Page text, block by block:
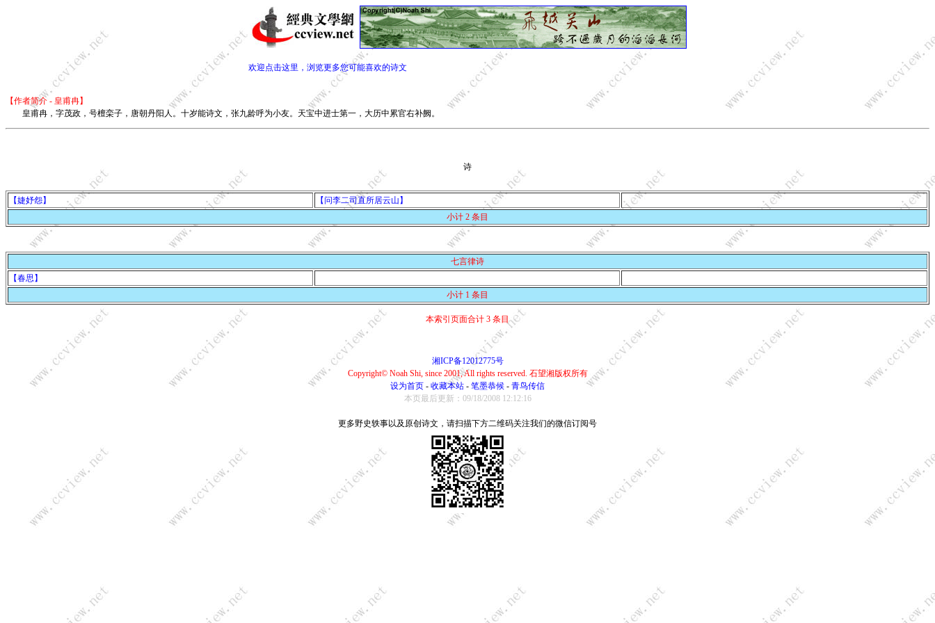
欢迎点击这里，浏览更多您可能喜欢的诗文
【作者简介 - 皇甫冉】
皇甫冉，字茂政，号檀栾子，唐朝丹阳人。十岁能诗文，张九龄呼为小友。天宝中进士第一，大历中累官右补阙。
诗
【婕妤怨】
【问李二司直所居云山】
小计 2 条目
七言律诗
【春思】
小计 1 条目
本索引页面合计 3 条目
湘ICP备12012775号
Copyright© Noah Shi, since 2001, All rights reserved. 石望湘版权所有
设为首页 - 收藏本站 - 笔墨恭候 - 青鸟传信
本页最后更新：09/18/2008 12:12:16
更多野史轶事以及原创诗文，请扫描下方二维码关注我们的微信订阅号